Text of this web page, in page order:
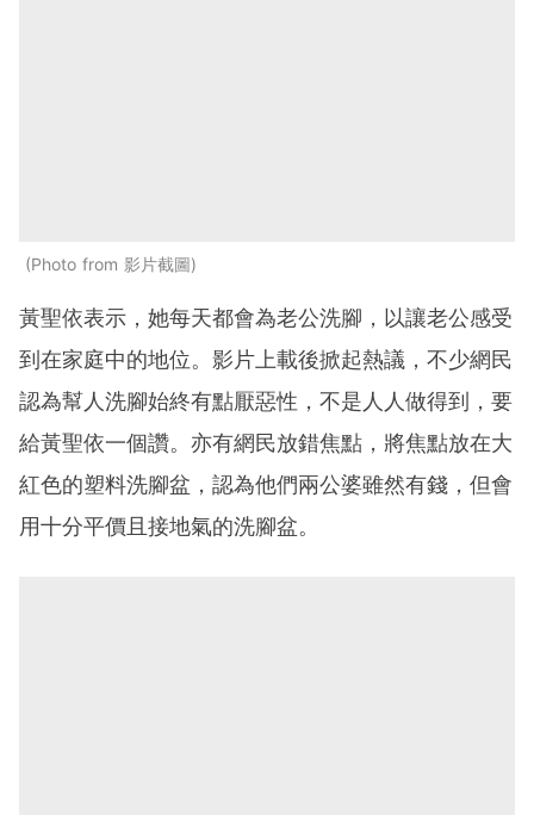
Photo from 影片截圖
黃聖依表示，她每天都會為老公洗腳，以讓老公感受
到在家庭中的地位。影片上載後掀起熱議，不少網民
認為幫人洗腳始終有點厭惡性，不是人人做得到，要
給黃聖依一個讚。亦有網民放錯焦點，將焦點放在大
紅色的塑料洗腳盆，認為他們兩公婆雖然有錢，但會
用十分平價且接地氣的洗腳盆。